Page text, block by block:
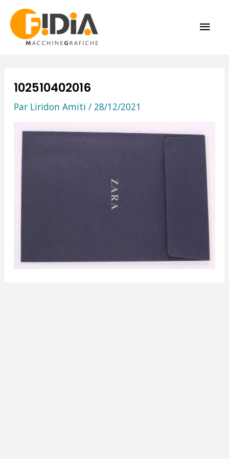
Aller
contenu
102510402016
Par Liridon Amiti / 28/12/2021